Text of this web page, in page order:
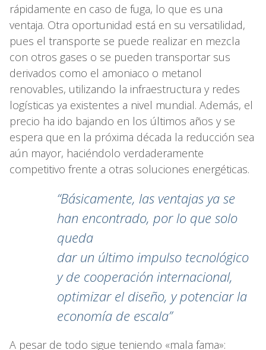
rápidamente en caso de fuga, lo que es una
ventaja. Otra oportunidad está en su versatilidad,
pues el transporte se puede realizar en mezcla
con otros gases o se pueden transportar sus
derivados como el amoniaco o metanol
renovables, utilizando la infraestructura y redes
logísticas ya existentes a nivel mundial. Además, el
precio ha ido bajando en los últimos años y se
espera que en la próxima década la reducción sea
aún mayor, haciéndolo verdaderamente
competitivo frente a otras soluciones energéticas.
“Básicamente, las ventajas ya se
han encontrado, por lo que solo
queda
dar un último impulso tecnológico
y de cooperación internacional,
optimizar el diseño, y potenciar la
economía de escala”
A pesar de todo sigue teniendo «mala fama»: